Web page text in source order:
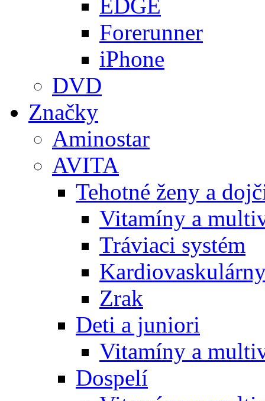
EDGE
Forerunner
iPhone
DVD
Značky
Aminostar
AVITA
Tehotné ženy a
Vitamíny a
Tráviaci systém
Zrak
Deti a juniori
Vitamíny a
Dospelí